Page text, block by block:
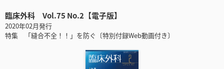
臨床外科 Vol.75 No.2【電子版】
2020年02月発行
特集 「縫合不全！！」を防ぐ〔特別付録Web動画付き〕